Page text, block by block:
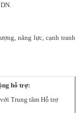
năng lực, cạnh tranh
hỗ trợ:
Trung tâm Hỗ trợ